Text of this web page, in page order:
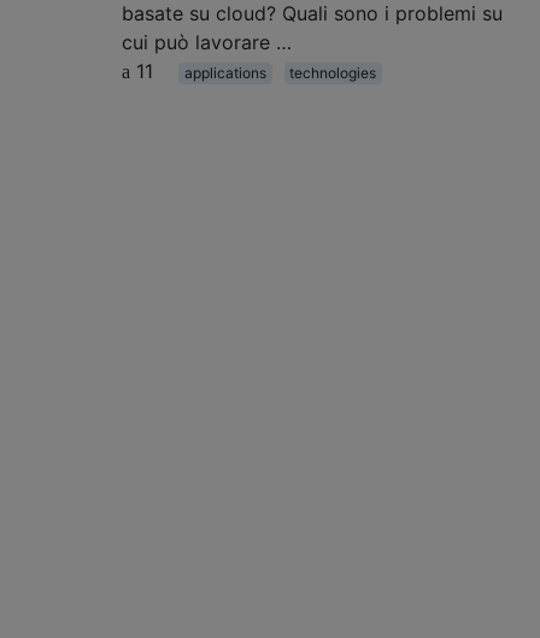
basate su cloud? Quali sono i problemi su
cui può lavorare …
11
applications technologies